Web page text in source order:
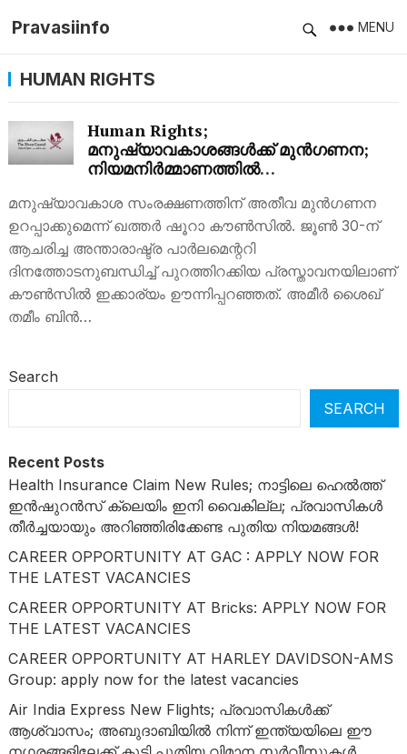
Pravasiinfo MENU
HUMAN RIGHTS
Human Rights;
മനുഷ്യാവകാശങ്ങൾക്ക് മുൻഗണന;
നിയമനിർമ്മാണത്തിൽ
കൗൺസിൽ
മനുഷ്യാവകാശ സംരക്ഷണത്തിന് അതീവ മുൻഗണന
ഉറപ്പാക്കുമെന്ന് ഖത്തർ ഷൂറാ കൗൺസിൽ. ജൂൺ 30-ന്
ആചരിച്ച അന്താരാഷ്ട്ര പാർലമെന്ററി
ദിനത്തോടനുബന്ധിച്ച് പുറത്തിറക്കിയ പ്രസ്താവനയിലാണ്
കൗൺസിൽ ഇക്കാര്യം ഊന്നിപ്പറഞ്ഞത്. അമീർ ശൈഖ്
തമീം ബിൻ…
Search
SEARCH
Recent Posts
Health Insurance Claim New Rules; നാട്ടിലെ ഹെൽത്ത്
ഇൻഷുറൻസ് ക്ലെയിം ഇനി വൈകില്ല; പ്രവാസികൾ
തീർച്ചയായും അറിഞ്ഞിരിക്കേണ്ട പുതിയ നിയമങ്ങൾ!
CAREER OPPORTUNITY AT GAC : APPLY NOW FOR
THE LATEST VACANCIES
CAREER OPPORTUNITY AT Bricks: APPLY NOW FOR
THE LATEST VACANCIES
CAREER OPPORTUNITY AT HARLEY DAVIDSON-AMS
Group: apply now for the latest vacancies
Air India Express New Flights; പ്രവാസികൾക്ക്
ആശ്വാസം; അബുദാബിയിൽ നിന്ന് ഇന്ത്യയിലെ ഈ